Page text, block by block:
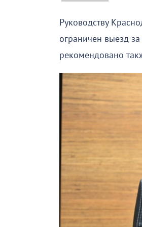
Руководству
ограничен выезд
рекомендовано